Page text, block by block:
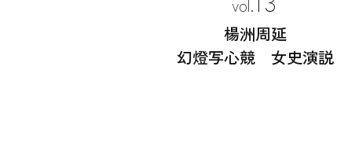
楊洲周延
幻燈写心競 女史演説